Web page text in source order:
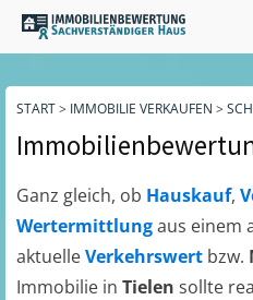
START> IMMOBILIE VERKAUFEN >
Ganz gleich, ob Hauskauf,
Wertermittlungaus einem
aktuelleVerkehrswert bzw.
Immobilie in Tielen sollte